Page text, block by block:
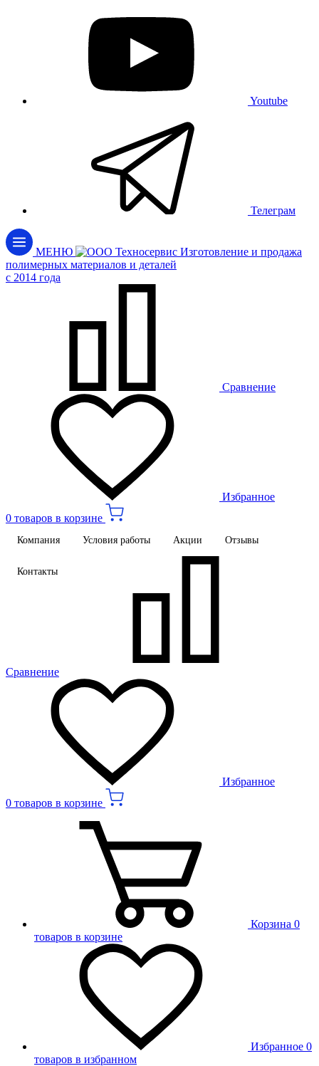
Youtube
Телеграм
МЕНЮ
Изготовление и продажа
полимерных материалов и деталей
c 2014 года
Сравнение
Избранное
0 товаров в корзине
Компания Условия работы Акции Отзывы
Контакты
Сравнение
Избранное
0 товаров в корзине
Корзина 0
товаров в корзине
Избранное 0
товаров в избранном